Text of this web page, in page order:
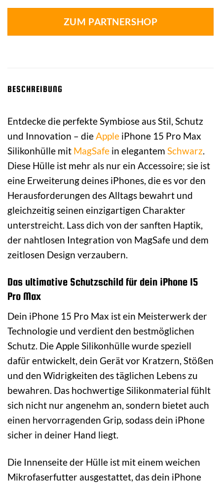
ZUM PARTNERSHOP
BESCHREIBUNG
Entdecke die perfekte Symbiose aus Stil, Schutz
und Innovation – die Apple iPhone 15 Pro Max
Silikonhülle mit MagSafe in elegantem Schwarz
Diese Hülle ist mehr als nur ein Accessoire; sie ist
eine Erweiterung deines iPhones, die es vor den
Herausforderungen des Alltags bewahrt und
gleichzeitig seinen einzigartigen Charakter
unterstreicht. Lass dich von der sanften Haptik,
der nahtlosen Integration von MagSafe und dem
zeitlosen Design verzaubern.
Das ultimative Schutzschild für dein iPhone 15
Pro Max
Dein iPhone 15 Pro Max ist ein Meisterwerk der
Technologie und verdient den bestmöglichen
Schutz. Die Apple Silikonhülle wurde speziell
dafür entwickelt, dein Gerät vor Kratzern, Stößen
und den Widrigkeiten des täglichen Lebens zu
bewahren. Das hochwertige Silikonmaterial fühlt
sich nicht nur angenehm an, sondern bietet auch
einen hervorragenden Grip, sodass dein iPhone
sicher in deiner Hand liegt.
Die Innenseite der Hülle ist mit einem weichen
Mikrofaserfutter ausgestattet, das dein iPhone